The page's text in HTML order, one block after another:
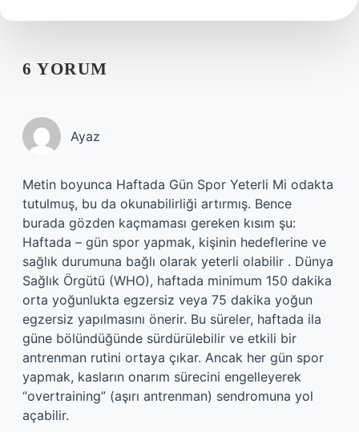
6 YORUM
Ayaz
Metin boyunca Haftada Gün Spor Yeterli Mi odakta
tutulmuş, bu da okunabilirliği artırmış. Bence
burada gözden kaçmaması gereken kısım şu:
Haftada – gün spor yapmak, kişinin hedeflerine ve
sağlık durumuna bağlı olarak yeterli olabilir . Dünya
Sağlık Örgütü (WHO), haftada minimum 150 dakika
orta yoğunlukta egzersiz veya 75 dakika yoğun
egzersiz yapılmasını önerir. Bu süreler, haftada ila
güne bölündüğünde sürdürülebilir ve etkili bir
antrenman rutini ortaya çıkar. Ancak her gün spor
yapmak, kasların onarım sürecini engelleyerek
“overtraining” (aşırı antrenman) sendromuna yol
açabilir.